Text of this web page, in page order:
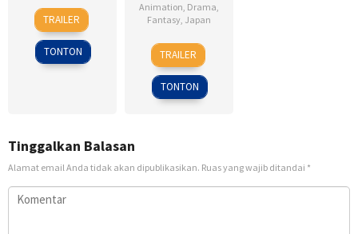
17
Jan
2007
Sean
Ellis
TRAILER
TONTON
Animation, Drama,
Fantasy, Japan
24
Feb
2018
Heo
Jong
TRAILER
TONTON
Tinggalkan Balasan
Alamat email Anda tidak akan dipublikasikan. Ruas yang wajib ditandai *